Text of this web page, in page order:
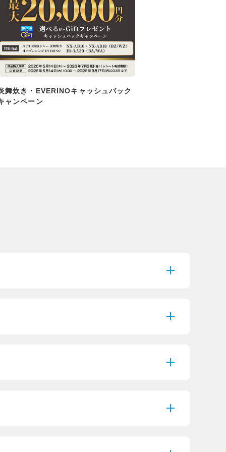
舞炊き・EVERINOキャッシュバック
ャンペーン